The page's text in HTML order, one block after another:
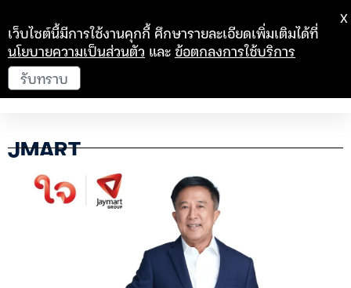
JMART
เว็บไซต์นี้มีการใช้งานคุกกี้ ศึกษารายละเอียดเพิ่มเติมได้ที่
นโยบายความเป็นส่วนตัว และข้อตกลงการใช้บริการ
รับทราบ
X